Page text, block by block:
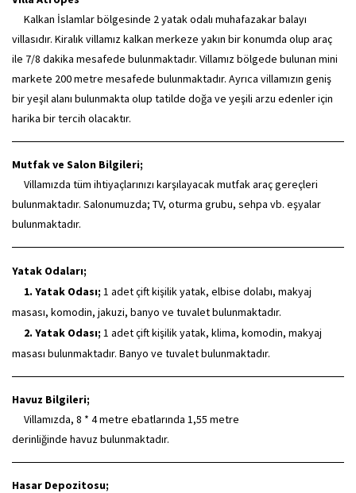
Kalkan İslamlar bölgesinde 2 yatak odalı muhafazakar balayı
villasıdır. Kiralık villamız kalkan merkeze yakın bir konumda olup araç
ile 7/8 dakika mesafede bulunmaktadır. Villamız bölgede bulunan mini
markete 200 metre mesafede bulunmaktadır. Ayrıca villamızın geniş
bir yeşil alanı bulunmakta olup tatilde doğa ve yeşili arzu edenler için
harika bir tercih olacaktır.
Mutfak ve Salon Bilgileri;
Villamızda tüm ihtiyaçlarınızı karşılayacak mutfak araç gereçleri
bulunmaktadır. Salonumuzda; TV, oturma grubu, sehpa vb. eşyalar
bulunmaktadır.
Yatak Odaları;
1. Yatak Odası; 1 adet çift kişilik yatak, elbise dolabı, makyaj
masası, komodin, jakuzi, banyo ve tuvalet bulunmaktadır.
2. Yatak Odası; 1 adet çift kişilik yatak, klima, komodin, makyaj
masası bulunmaktadır. Banyo ve tuvalet bulunmaktadır.
Havuz Bilgileri;
Villamızda, 8 * 4 metre ebatlarında 1,55 metre
derinliğinde havuz bulunmaktadır.
Hasar Depozitosu;